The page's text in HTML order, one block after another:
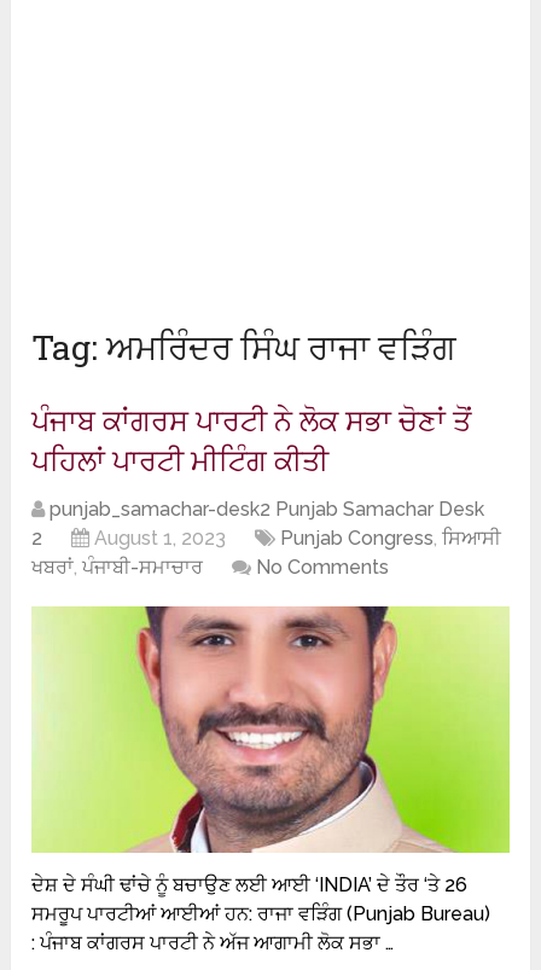
Tag:ਅਮਰਿੰਦਰ ਸਿੰਘ ਰਾਜਾ ਵੜਿੰਗ
ਪੰਜਾਬ ਕਾਂਗਰਸ ਪਾਰਟੀ ਨੇ ਲੋਕ ਸਭਾ ਚੋਣਾਂ ਤੋਂ
ਪਹਿਲਾਂ ਪਾਰਟੀ ਮੀਟਿੰਗ ਕੀਤੀ
punjab_samachar-desk2 Punjab Samachar Desk
2
August 1, 2023 Punjab Congress,ਸਿਆਸੀ
ਖਬਰਾਂ,ਪੰਜਾਬੀ-ਸਮਾਚਾਰ No Comments
ਦੇਸ਼ ਦੇ ਸੰਘੀ ਢਾਂਚੇ ਨੂੰ ਬਚਾਉਣ ਲਈ ਆਈ ‘INDIA’ ਦੇ ਤੌਰ ‘ਤੇ 26
ਸਮਰੂਪ ਪਾਰਟੀਆਂ ਆਈਆਂ ਹਨ: ਰਾਜਾ ਵੜਿੰਗ (Punjab Bureau)
: ਪੰਜਾਬ ਕਾਂਗਰਸ ਪਾਰਟੀ ਨੇ ਅੱਜ ਆਗਾਮੀ ਲੋਕ ਸਭਾ …